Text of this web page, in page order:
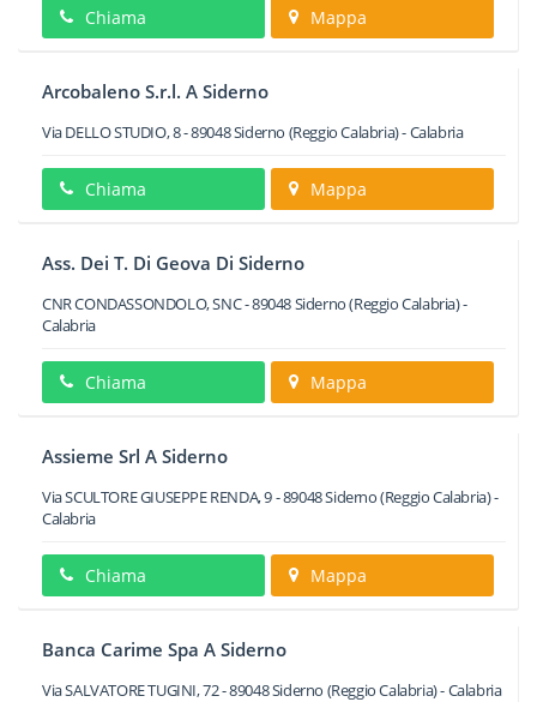
Chiama Mappa
Arcobaleno S.r.l. A Siderno
Via DELLO STUDIO, 8-89048Siderno (Reggio Calabria) -Calabria
Chiama Mappa
Ass. Dei T. Di Geova Di Siderno
CNR CONDASSONDOLO, SNC-89048Siderno(Reggio Calabria) -
Calabria
Chiama Mappa
Assieme Srl A Siderno
Via SCULTORE GIUSEPPE RENDA, 9-89048Siderno(Reggio Calabria) -
Calabria
Chiama Mappa
Banca Carime Spa A Siderno
Via SALVATORE TUGINI, 72-89048Siderno (Reggio Calabria) -Calabria